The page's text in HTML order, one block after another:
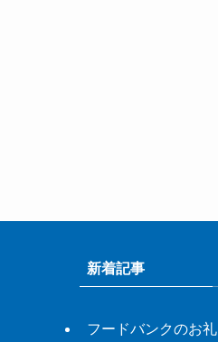
新着記事
フードバンクのお礼